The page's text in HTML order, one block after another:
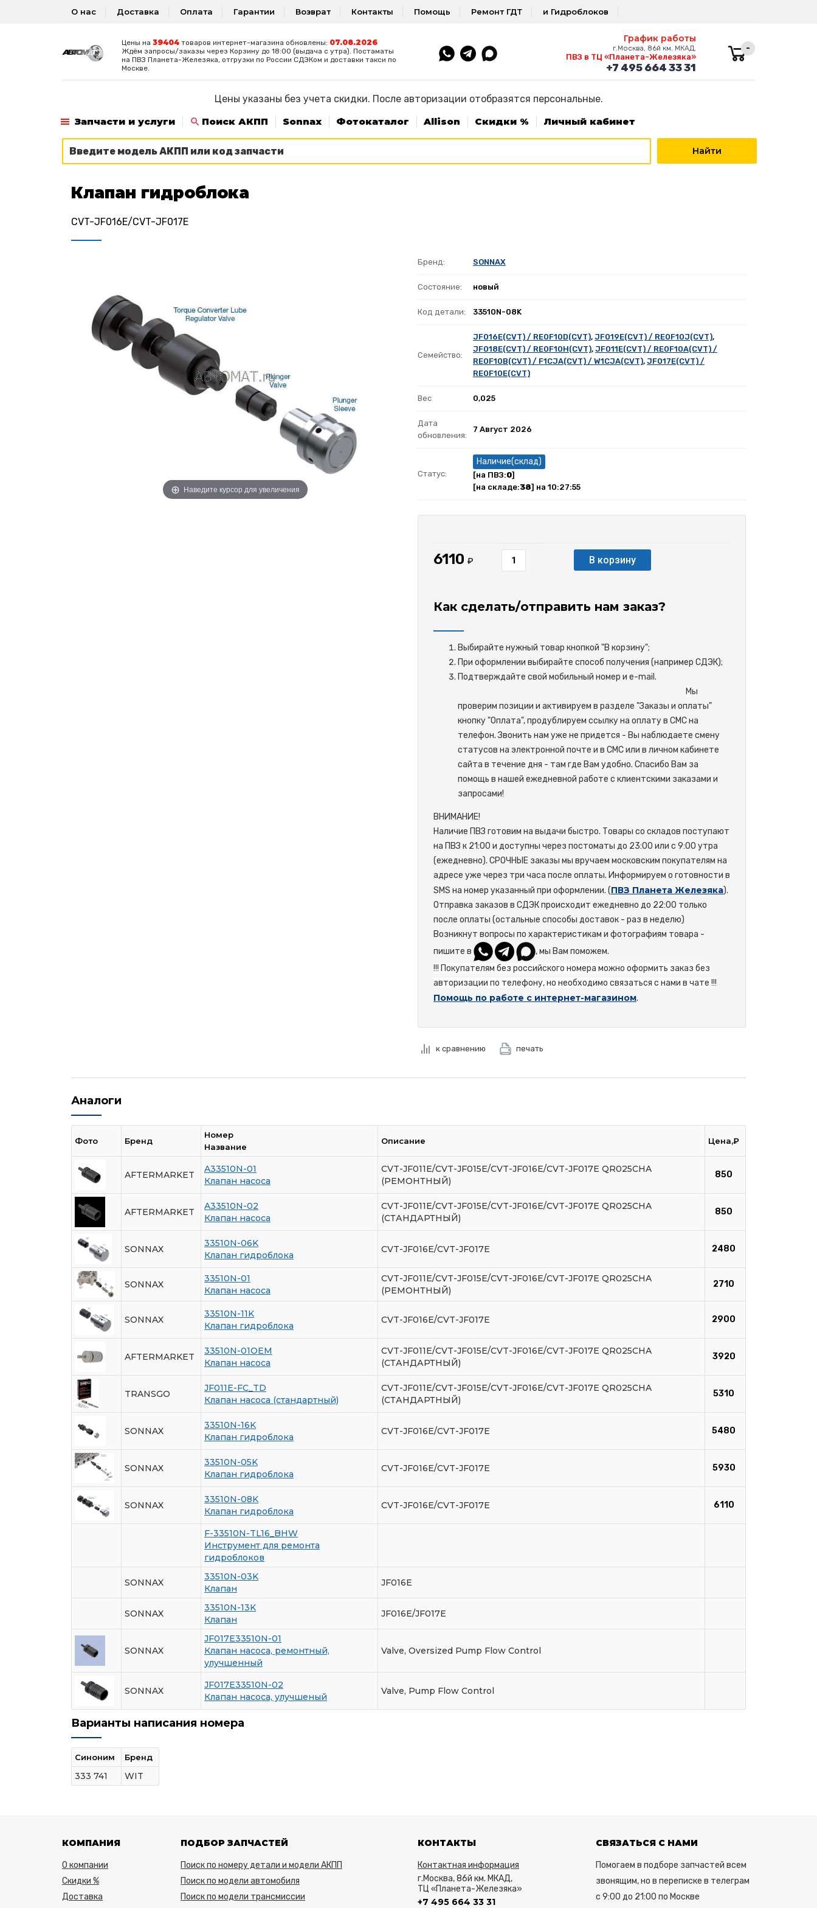
О нас Доставка Оплата Гарантии Возврат Контакты Помощь Ремонт ГДТ и Гидроблоков
Цены на 39404товаров интернет-магазина обновлены: 07.08.2026
Ждём запросы/заказы через Корзину до 18:00 (выдача с утра). Постаматы
на ПВЗ Планета-Железяка, отгрузки по России СДЭКом и доставки такси по
Москве.
График работы
г.Москва, 86й км. МКАД,
ПВЗ в ТЦ «Планета-Железяка»
+7 495 664 33 31
-
Цены указаны без учета скидки. После авторизации отобразятся персональные.
Запчасти и услуги
Поиск АКПП Sonnax Фотокаталог Allison Скидки % Личный кабинет
Клапан гидроблока
CVT-JF016E/CVT-JF017E
Наведите курсор для увеличения
Бренд: SONNAX
Состояние: новый
Код детали: 33510N-08K
Семейство:
JF016E(CVT) / RE0F10D(CVT), JF019E(CVT) / RE0F10J(CVT),
JF018E(CVT) / RE0F10H(CVT), JF011E(CVT) / RE0F10A(CVT) /
RE0F10B(CVT) / F1CJA(CVT) / W1CJA(CVT), JF017E(CVT) /
RE0F10E(CVT)
Вес 0,025
Дата
обновления:
7 Август 2026
Статус:
Наличие(склад)
[на ПВЗ:0]
[на складе:38] на 10:27:55
6110 ₽ В корзину
Как сделать/отправить нам заказ?
Выбирайте нужный товар кнопкой "В корзину";
При оформлении выбирайте способ получения (например СДЭК);
Подтверждайте свой мобильный номер и e-mail.
Мы
проверим позиции и активируем в разделе "Заказы и оплаты"
кнопку "Оплата", продублируем ссылку на оплату в СМС на
телефон. Звонить нам уже не придется - Вы наблюдаете смену
статусов на электронной почте и в СМС или в личном кабинете
сайта в течение дня - там где Вам удобно. Спасибо Вам за
помощь в нашей ежедневной работе с клиентскими заказами и
запросами!
ВНИМАНИЕ!
Наличие ПВЗ готовим на выдачи быстро. Товары со складов поступают
на ПВЗ к 21:00 и доступны через постоматы до 23:00 или с 9:00 утра
(ежедневно). СРОЧНЫЕ заказы мы вручаем московским покупателям на
адресе уже через три часа после оплаты. Информируем о готовности в
SMS на номер указанный при оформлении. (ПВЗ Планета Железяка).
Отправка заказов в СДЭК происходит ежедневно до 22:00 только
после оплаты (остальные способы доставок - раз в неделю)
Возникнут вопросы по характеристикам и фотографиям товара -
пишите в
, мы Вам поможем.
!!! Покупателям без российского номера можно оформить заказ без
авторизации по телефону, но необходимо связаться с нами в чате !!!
Помощь по работе с интернет-магазином.
к сравнению печать
Аналоги
Фото Бренд
Номер
Название
Описание Цена,₽
AFTERMARKET
A33510N-01
Клапан насоса
CVT-JF011E/CVT-JF015E/CVT-JF016E/CVT-JF017E QR025CHA
(РЕМОНТНЫЙ)
850
AFTERMARKET
A33510N-02
Клапан насоса
CVT-JF011E/CVT-JF015E/CVT-JF016E/CVT-JF017E QR025CHA
(СТАНДАРТНЫЙ)
850
SONNAX
33510N-06K
Клапан гидроблока
CVT-JF016E/CVT-JF017E 2480
SONNAX
33510N-01
Клапан насоса
CVT-JF011E/CVT-JF015E/CVT-JF016E/CVT-JF017E QR025CHA
(РЕМОНТНЫЙ)
2710
SONNAX
33510N-11K
Клапан гидроблока
CVT-JF016E/CVT-JF017E 2900
AFTERMARKET
33510N-01OEM
Клапан насоса
CVT-JF011E/CVT-JF015E/CVT-JF016E/CVT-JF017E QR025CHA
(СТАНДАРТНЫЙ)
3920
TRANSGO
JF011E-FC_TD
Клапан насоса (стандартный)
CVT-JF011E/CVT-JF015E/CVT-JF016E/CVT-JF017E QR025CHA
(СТАНДАРТНЫЙ)
5310
SONNAX
33510N-16K
Клапан гидроблока
CVT-JF016E/CVT-JF017E 5480
SONNAX
33510N-05K
Клапан гидроблока
CVT-JF016E/CVT-JF017E 5930
SONNAX
33510N-08K
Клапан гидроблока
CVT-JF016E/CVT-JF017E 6110
F-33510N-TL16_BHW
Инструмент для ремонта
гидроблоков
SONNAX
33510N-03K
Клапан
JF016E
SONNAX
33510N-13K
Клапан
JF016E/JF017E
SONNAX
JF017E33510N-01
Клапан насоса, ремонтный,
улучшенный
Valve, Oversized Pump Flow Control
SONNAX
JF017E33510N-02
Клапан насоса, улучшеный
Valve, Pump Flow Control
Варианты написания номера
Синоним Бренд
333 741 WIT
КОМПАНИЯ
О компании
Скидки %
Доставка
ПОДБОР ЗАПЧАСТЕЙ
Поиск по номеру детали и модели АКПП
Поиск по модели автомобиля
Поиск по модели трансмиссии
КОНТАКТЫ
Контактная информация
г.Москва, 86й км. МКАД,
ТЦ «Планета-Железяка»
+7 495 664 33 31
СВЯЗАТЬСЯ С НАМИ
Помогаем в подборе запчастей всем
звонящим, но в переписке в телеграм
с 9:00 до 21:00 по Москве